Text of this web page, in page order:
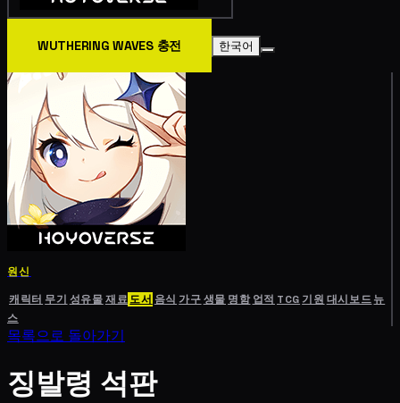
WUTHERING WAVES 충전 한국어
원신
캐릭터 무기 성유물재료도서 음식 가구생물 명함 업적 TCG기원 대시보드뉴
스
목록으로 돌아가기
징발령 석판